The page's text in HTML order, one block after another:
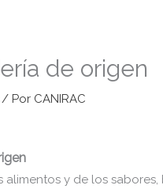
de origen
/ Por CANIRAC
alimentos y de los